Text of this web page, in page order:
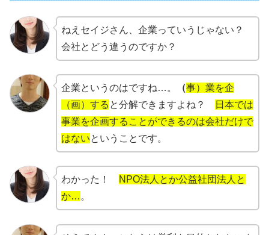
ねえセイジさん、企業っていうじゃない？
会社とどう違うのですか？
企業というのはですね…。 （事）業を企
（画）する と分解できますよね？
日本では
事業を企画することができるのは会社だけで
はないということです。
わかった！
NPO法人とか公益社団法人と
か… 。